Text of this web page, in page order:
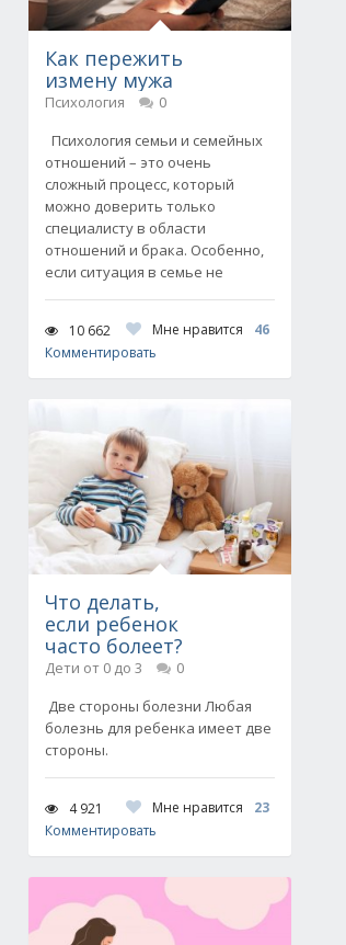
Как пережить
измену мужа
Психология
0
Психология семьи и семейных
отношений – это очень
сложный процесс, который
можно доверить только
специалисту в области
отношений и брака. Особенно,
если ситуация в семье не
10 662 Мне нравится
46
Комментировать
Что делать,
если ребенок
часто болеет?
Дети от 0 до 3
0
Две стороны болезни Любая
болезнь для ребенка имеет две
стороны.
4 921 Мне нравится
23
Комментировать